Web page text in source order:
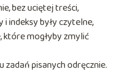
bez uciętej treści,
indeksy były czytelne,
które mogłyby zmylić
pisanych odręcznie.